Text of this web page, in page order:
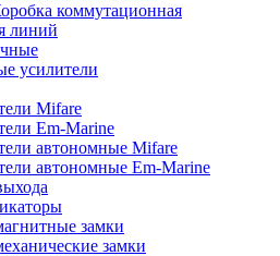
коммутационная
линий
усилители
Mifare
Еm-Marine
автономные Mifare
автономные Em-Marine
замки
замки